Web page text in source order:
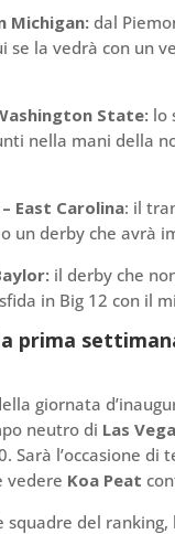
Michigan: dal
se la vedrà con un
State: lo
nella mani della
East Carolina: il
un derby che avrà
: il derby che
in Big 12 con il
prima
giornata
neutro di Las
Sarà l’occasione
vedere Koa Peat
del